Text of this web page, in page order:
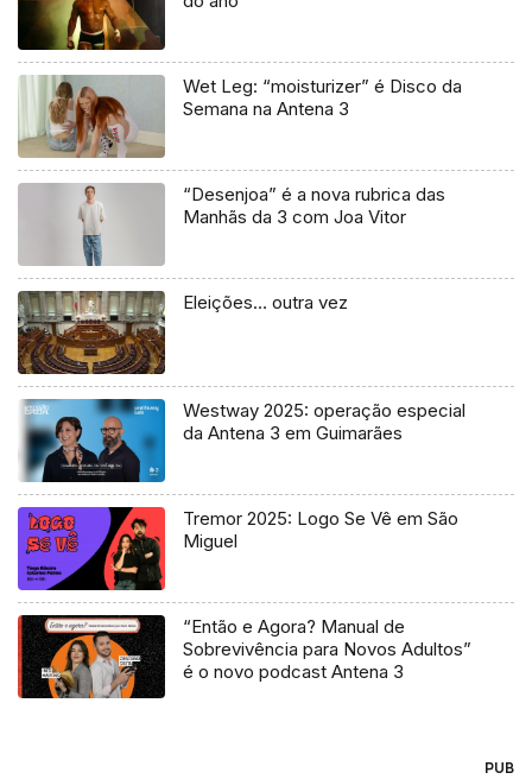
Wet Leg: “moisturizer” é Disco da
Semana na Antena 3
“Desenjoa” é a nova rubrica das
Manhãs da 3 com Joa Vitor
Eleições… outra vez
Westway 2025: operação especial
da Antena 3 em Guimarães
Tremor 2025: Logo Se Vê em São
Miguel
“Então e Agora? Manual de
Sobrevivência para Novos Adultos”
é o novo podcast Antena 3
PUB